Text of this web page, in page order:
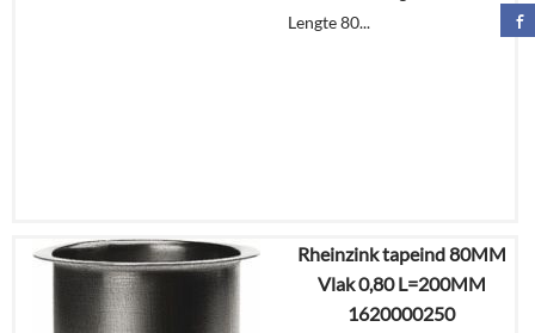
Lengte 80...
€5,92
€3,78
Rheinzink tapeind 80MM
Vlak 0,80 L=200MM
1620000250